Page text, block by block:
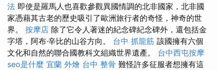
法 即使是羅馬人也喜歡參觀異國情調的北非國家，北非國
家憑藉其古老的歷史吸引了歐洲旅行者的奇怪，神奇的世
界。 按摩店 除了它令人著迷的紀念碑紀念碑外，還包括金
字塔，阿布·辛比的山谷方向。 台中 抓龍筋 該國擁有六個
文化和自然的聯合國教科文組織世界遺產。 台中西屯按摩
seo是什麼 宜蘭 外燴 台中 整骨 難怪許多征服者想擁有這